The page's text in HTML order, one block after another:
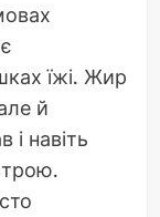
їжі. Жир
й
навіть